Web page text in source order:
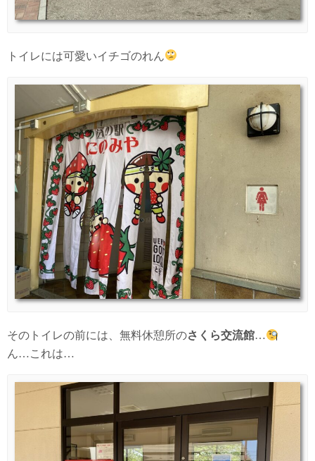
トイレには可愛いイチゴのれん
そのトイレの前には、無料休憩所のさくら交流館…
ん…これは…